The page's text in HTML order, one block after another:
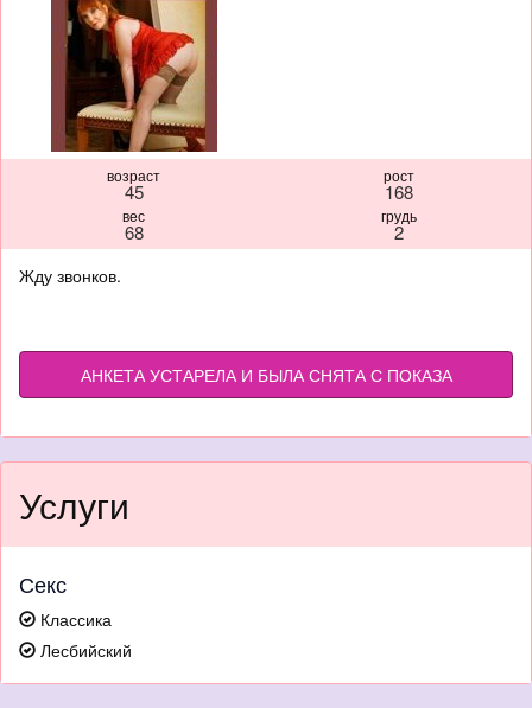
возраст
45
рост
168
вес
68
грудь
2
Жду звонков.
АНКЕТА УСТАРЕЛА И БЫЛА СНЯТА С ПОКАЗА
Услуги
Секс
Классика
Лесбийский